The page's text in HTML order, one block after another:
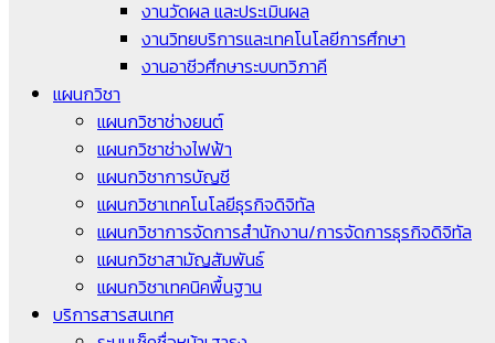
งานวัดผล และประเมินผล
งานวิทยบริการและเทคโนโลยีการศึกษา
งานอาชีวศึกษาระบบทวิภาคี
แผนกวิชา
แผนกวิชาช่างยนต์
แผนกวิชาช่างไฟฟ้า
แผนกวิชาการบัญชี
แผนกวิชาเทคโนโลยีธุรกิจดิจิทัล
แผนกวิชาการจัดการสำนักงาน/การจัดการธุรกิจดิจิทัล
แผนกวิชาสามัญสัมพันธ์
แผนกวิชาเทคนิคพื้นฐาน
บริการสารสนเทศ